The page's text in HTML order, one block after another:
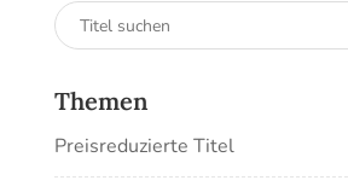
Suchen
nach:
Themen
Preisreduzierte Titel